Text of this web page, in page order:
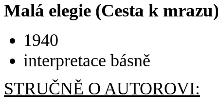
Malá elegie (Cesta k
1940
interpretace básně
STRUČNĚ O AUTOROVI: